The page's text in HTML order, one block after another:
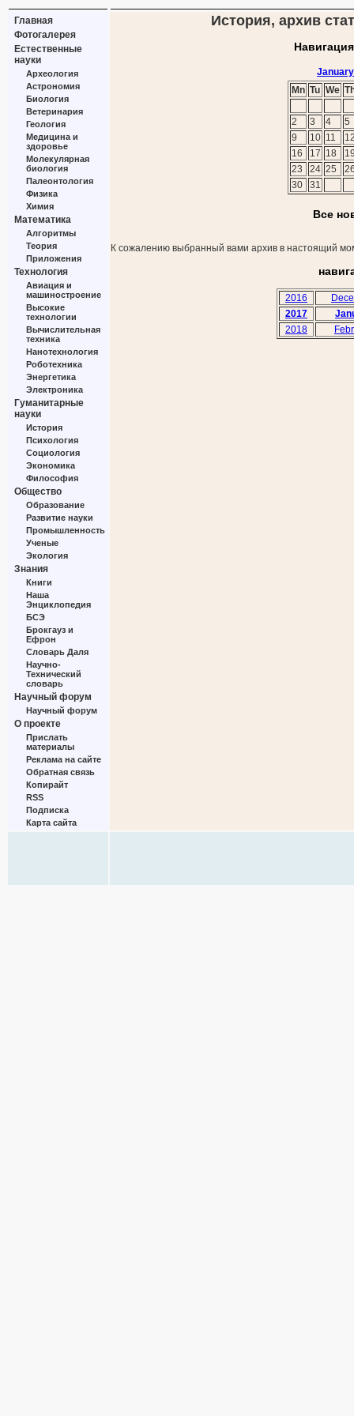
Главная
Фотогалерея
Естественные
науки
Археология
Астрономия
Биология
Ветеринария
Геология
Медицина и
здоровье
Молекулярная
биология
Палеонтология
Физика
Химия
Математика
Алгоритмы
Теория
Приложения
Технология
Авиация и
машиностроение
Высокие
технологии
Вычислительная
техника
Нанотехнология
Роботехника
Энергетика
Электроника
Гуманитарные
науки
История
Психология
Социология
Экономика
Философия
Общество
Образование
Развитие науки
Промышленность
Ученые
Экология
Знания
Книги
Наша
Энциклопедия
БСЭ
Брокгауз и
Ефрон
Словарь Даля
Научно-
Технический
словарь
Научный форум
Научный форум
О проекте
Прислать
материалы
Реклама на сайте
Обратная связь
Копирайт
RSS
Подписка
Карта сайта
История, архив
Mn Tu We
2 3 4
5
9
10 11
16
17 18
23
24 25
30
31
Все
К сожалению выбранный вами архив в настоящий
2016
2017
2018